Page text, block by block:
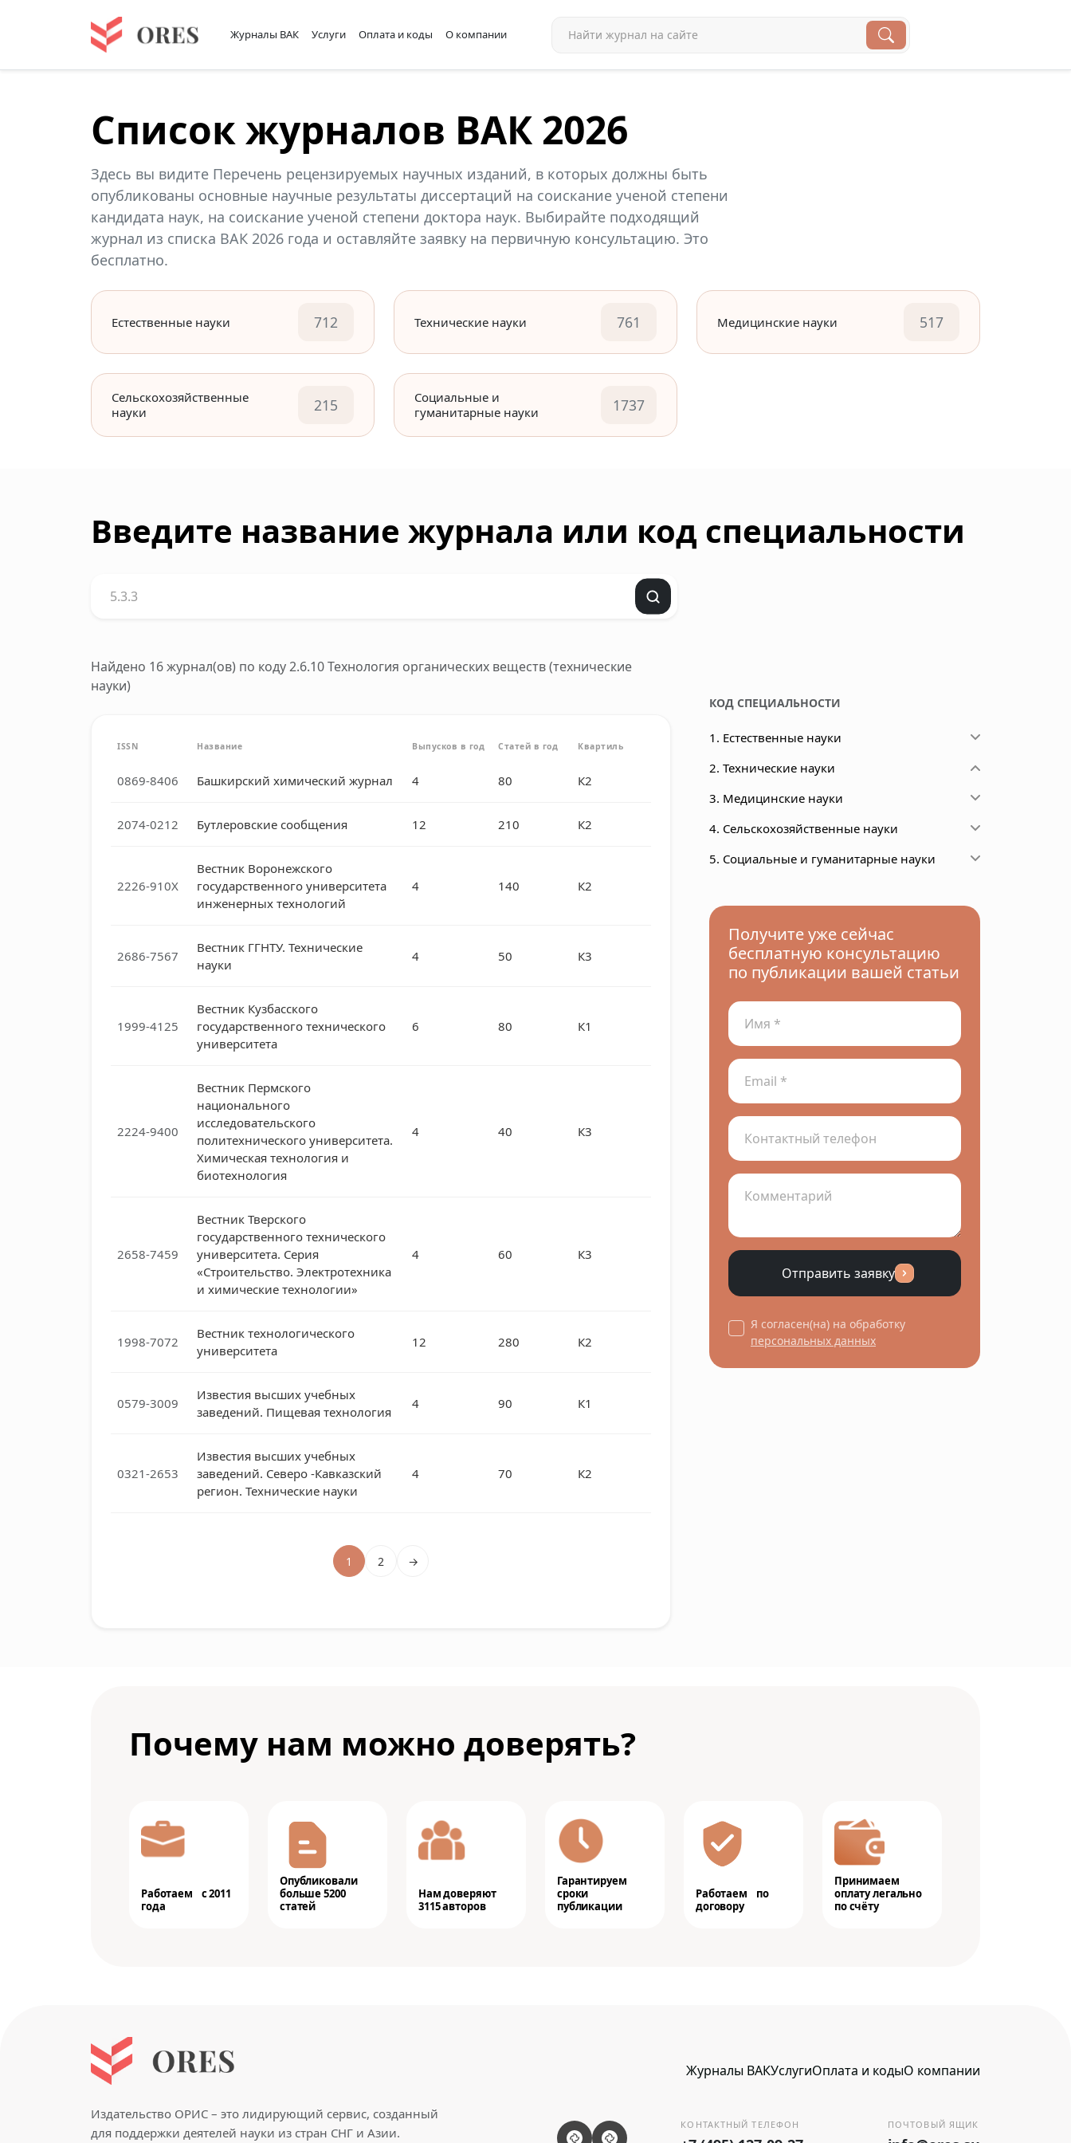
Журналы ВАК Услуги Оплата и коды О компании
Список журналов ВАК 2026
Здесь вы видите Перечень рецензируемых научных изданий, в которых должны быть
опубликованы основные научные результаты диссертаций на соискание ученой степени
кандидата наук, на соискание ученой степени доктора наук. Выбирайте подходящий
журнал из списка ВАК 2026 года и оставляйте заявку на первичную консультацию. Это
бесплатно.
Естественные науки 712 Технические науки 761 Медицинские науки 517
Сельскохозяйственные
науки
215
Социальные и
гуманитарные науки
1737
Введите название журнала или код специальности
Найдено 16 журнал(ов) по коду 2.6.10 Технология органических веществ (технические
науки)
ISSN Название Выпусков в год Статей в год Квартиль
0869-8406 Башкирский химический журнал 4 80 К2
2074-0212 Бутлеровские сообщения 12 210 К2
2226-910X
Вестник Воронежского
государственного университета
инженерных технологий
4 140 К2
2686-7567
Вестник ГГНТУ. Технические
науки
4 50 К3
1999-4125
Вестник Кузбасского
государственного технического
университета
6 80 К1
2224-9400
Вестник Пермского
национального
исследовательского
политехнического университета.
Химическая технология и
биотехнология
4 40 К3
2658-7459
Вестник Тверского
государственного технического
университета. Серия
«Строительство. Электротехника
и химические технологии»
4 60 К3
1998-7072
Вестник технологического
университета
12 280 К2
0579-3009
Известия высших учебных
заведений. Пищевая технология
4 90 К1
0321-2653
Известия высших учебных
заведений. Северо -Кавказский
регион. Технические науки
4 70 К2
1 2 →
КОД СПЕЦИАЛЬНОСТИ
1. Естественные науки
2. Технические науки
3. Медицинские науки
4. Сельскохозяйственные науки
5. Социальные и гуманитарные науки
Получите уже сейчас
бесплатную консультацию
по публикации вашей статьи
Отправить заявку
Я согласен(на) на обработку
персональных данных
Почему нам можно доверять?
Работаем с 2011
года
Опубликовали
больше 5200
статей
Нам доверяют
3115 авторов
Гарантируем
сроки
публикации
Работаем по
договору
Принимаем
оплату легально
по счёту
Издательство ОРИС – это лидирующий сервис, созданный
для поддержки деятелей науки из стран СНГ и Азии.
Журналы ВАКУслугиОплата и кодыО компании
КОНТАКТНЫЙ ТЕЛЕФОН ПОЧТОВЫЙ ЯЩИК